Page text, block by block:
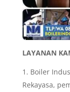
LAYANAN
Boiler
Rekayasa,